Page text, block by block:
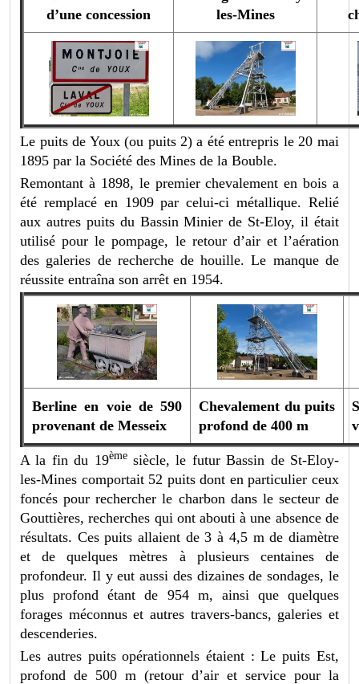
d’une concession
les-Mines
Le puits de Youx (ou puits 2) a été entrepris le 20 mai
1895 par la Société des Mines de la Bouble.
Remontant à 1898, le premier chevalement en bois a
été remplacé en 1909 par celui-ci métallique. Relié
aux autres puits du Bassin Minier de St-Eloy, il était
utilisé pour le pompage, le retour d’air et l’aération
des galeries de recherche de houille. Le manque de
réussite entraîna son arrêt en 1954.
Berline en voie de 590
provenant de Messeix
Chevalement du puits
profond de 400 m
A la fin du 19èmesiècle, le futur Bassin de St-Eloy-
les-Mines comportait 52 puits dont en particulier ceux
foncés pour rechercher le charbon dans le secteur de
Gouttières, recherches qui ont abouti à une absence de
résultats. Ces puits allaient de 3 à 4,5 m de diamètre
et de quelques mètres à plusieurs centaines de
profondeur. Il y eut aussi des dizaines de sondages, le
plus profond étant de 954 m, ainsi que quelques
forages méconnus et autres travers-bancs, galeries et
descenderies.
Les autres puits opérationnels étaient : Le puits Est,
profond de 500 m (retour d’air et service pour la